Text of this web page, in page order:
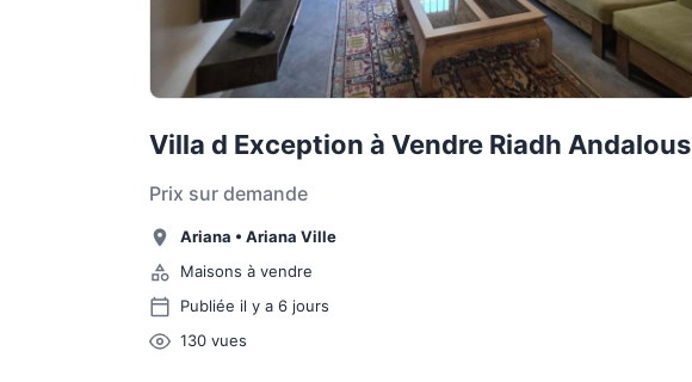
Villa d Exception à Vendre Riadh Andalous
Prix sur demande
Ariana • Ariana Ville
Maisons à vendre
Publiée il y a 6 jours
130vues